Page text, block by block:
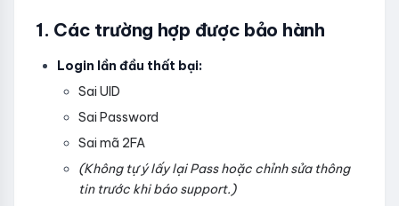
1. Các trường hợp được bảo hành
Login lần đầu thất bại:
Sai UID
Sai Password
Sai mã 2FA
(Không tự ý lấy lại Pass hoặc chỉnh sửa thông
tin trước khi báo support.)